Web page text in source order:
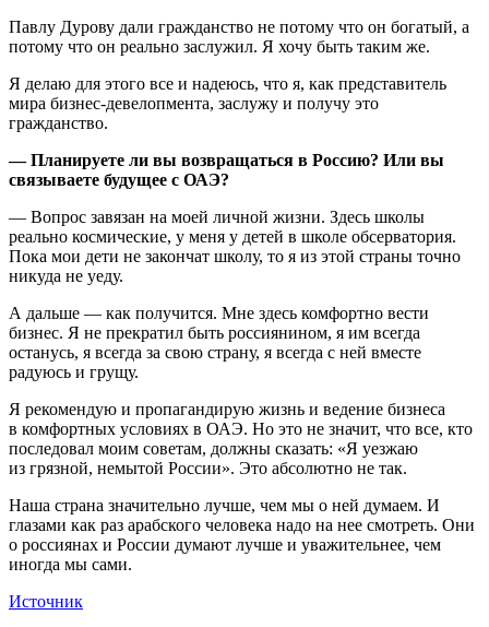
Павлу Дурову дали гражданство не потому что он богатый, а
потому что он реально заслужил. Я хочу быть таким же.
Я делаю для этого все и надеюсь, что я, как представитель
мира бизнес-девелопмента, заслужу и получу это
гражданство.
— Планируете ли вы возвращаться в Россию? Или вы
связываете будущее с ОАЭ?
— Вопрос завязан на моей личной жизни. Здесь школы
реально космические, у меня у детей в школе обсерватория.
Пока мои дети не закончат школу, то я из этой страны точно
никуда не уеду.
А дальше — как получится. Мне здесь комфортно вести
бизнес. Я не прекратил быть россиянином, я им всегда
останусь, я всегда за свою страну, я всегда с ней вместе
радуюсь и грущу.
Я рекомендую и пропагандирую жизнь и ведение бизнеса
в комфортных условиях в ОАЭ. Но это не значит, что все, кто
последовал моим советам, должны сказать: «Я уезжаю
из грязной, немытой России». Это абсолютно не так.
Наша страна значительно лучше, чем мы о ней думаем. И
глазами как раз арабского человека надо на нее смотреть. Они
о россиянах и России думают лучше и уважительнее, чем
иногда мы сами.
Источник